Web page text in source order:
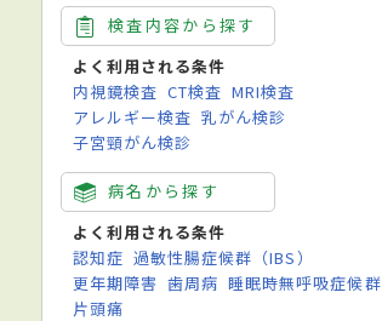
検査内容から探す
よく利用される条件
内視鏡検査 CT検査 MRI検査
アレルギー検査 乳がん検診
子宮頸がん検診
病名から探す
よく利用される条件
認知症 過敏性腸症候群（IBS）
更年期障害 歯周病 睡眠時無呼吸症候群
片頭痛